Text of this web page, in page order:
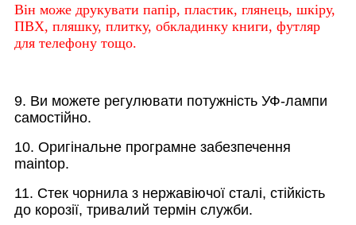
Він може друкувати папір, пластик, глянець, шкіру,
ПВХ, пляшку, плитку, обкладинку книги, футляр
для телефону тощо.
9. Ви можете регулювати потужність УФ-лампи
самостійно.
10. Оригінальне програмне забезпечення
maintop.
11. Стек чорнила з нержавіючої сталі, стійкість
до корозії, тривалий термін служби.